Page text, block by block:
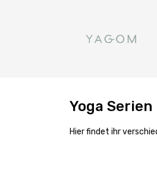
Yoga Serien
Hier findet ihr